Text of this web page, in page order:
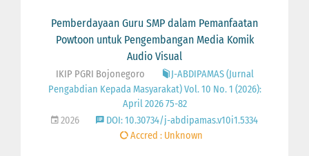
Pemberdayaan Guru SMP dalam Pemanfaatan
Powtoon untuk Pengembangan Media Komik
Audio Visual
IKIP PGRI Bojonegoro
J-ABDIPAMAS (Jurnal
Pengabdian Kepada Masyarakat) Vol. 10 No. 1 (2026):
April 2026 75-82
2026
DOI: 10.30734/j-abdipamas.v10i1.5334
Accred : Unknown